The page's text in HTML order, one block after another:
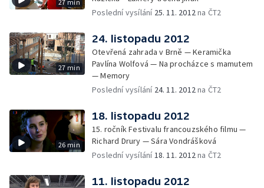
27 min
Poslední vysílání 25. 11. 2012na ČT2
27 min
24. listopadu 2012
Otevřená zahrada v Brně — Keramička
Pavlína Wolfová — Na procházce s mamutem
— Memory
Poslední vysílání 24. 11. 2012na ČT2
26 min
18. listopadu 2012
15. ročník Festivalu francouzského filmu —
Richard Drury — Sára Vondrášková
Poslední vysílání18. 11. 2012na ČT2
11. listopadu 2012